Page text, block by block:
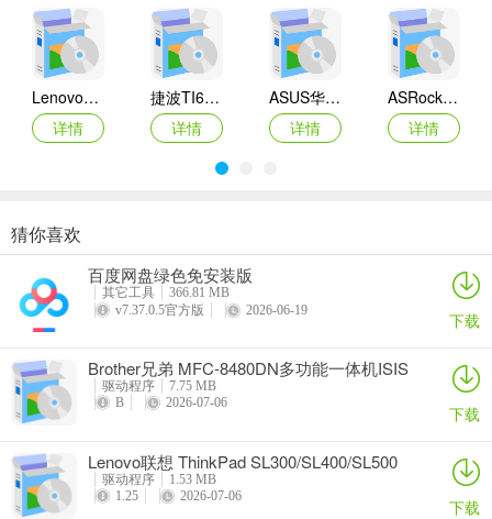
Lenovo联想 Ideapad Z465/Z565系列笔记本 声卡驱动
详情
捷波TI61AG-A主板BIOS
详情
ASUS华硕F1A55-M LX3 R2.0主板BIOS
详情
ASRock华擎IMB-A160主板BIOS
详情
奥睿科PAS3062-2E/PAS3062-2S/PAS3064-2S2E系列扩展卡驱动
详情
Canon佳能 PowerShot A310 WIA驱动
详情
AMD Mobility Radeon HD 2000/HD 3000/HD 4000/HD 5000系列移动显卡催化剂驱动
映泰Hi-Fi H77S 5.x主板BIOS
猜你喜欢
百度网盘绿色免安装版
其它工具
366.81 MB
v7.37.0.5官方版
2026-06-19 下载
Brother兄弟 MFC-8480DN多功能一体机ISIS
驱动
驱动程序
7.75 MB
B
2026-07-06 下载
Lenovo联想 ThinkPad SL300/SL400/SL500
笔记本BIOS
驱动程序
1.53 MB
1.25
2026-07-06 下载